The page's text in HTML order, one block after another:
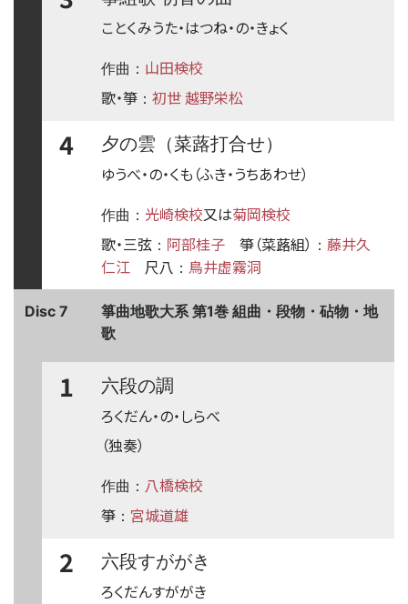
ことくみうた・はつね・の・きょく
作曲： 山田検校
歌・箏 ： 初世 越野栄松
4
夕の雲（菜蕗打合せ）
ゆうべ・の・くも（ふき・うちあわせ）
作曲： 光崎検校又は菊岡検校
歌・三弦 ： 阿部桂子 箏（菜蕗組） ： 藤井久
仁江
尺八 ： 鳥井虚霧洞
Disc 7
箏曲地歌大系 第1巻 組曲・段物・砧物・地
歌
1
六段の調
ろくだん・の・しらべ
（独奏）
作曲： 八橋検校
箏 ： 宮城道雄
2
六段すががき
ろくだんすががき